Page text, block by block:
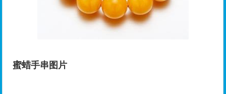
蜜蜡手串图片